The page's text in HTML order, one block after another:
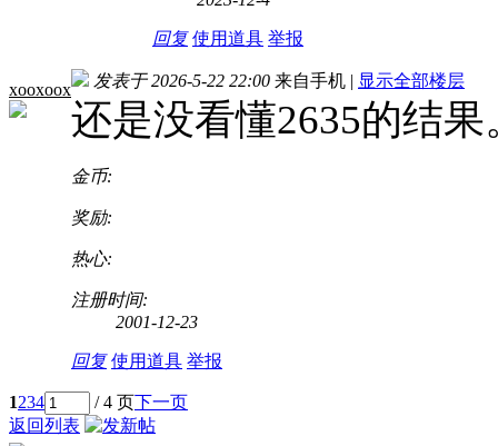
回复 使用道具 举报
xooxoox 发表于 2026-5-22 22:00 来自手机 | 显示全部楼层
还是没看懂2635的结果
金币:
奖励:
热心:
注册时间:
2001-12-23
回复 使用道具 举报
1234 / 4 页下一页
返回列表